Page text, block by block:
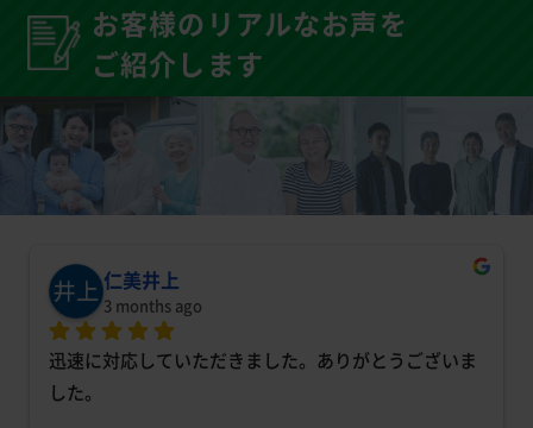
お客様のリアルなお声を
ご紹介します
仁美井上
3 months ago
迅速に対応していただきました。ありがとうございま
した。